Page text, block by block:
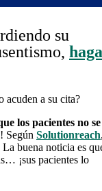
su
haga
acuden a su cita?
los pacientes no se
Según Solutionreach
buena noticia es
¡sus pacientes lo